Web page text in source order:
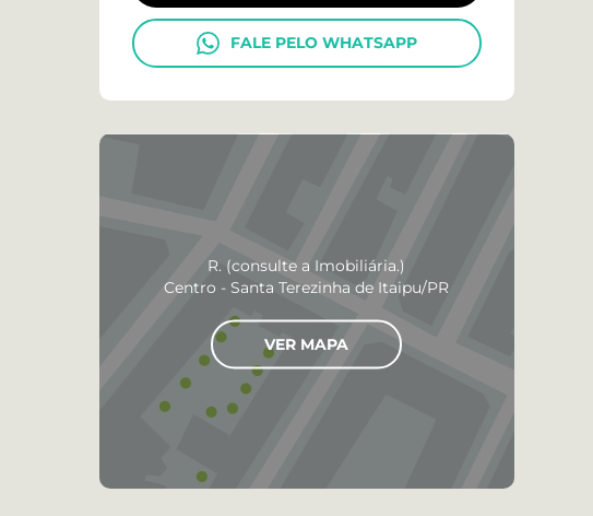
FALE PELO WHATSAPP
R. (consulte a Imobiliária.)
Centro - Santa Terezinha de Itaipu/PR
VER MAPA